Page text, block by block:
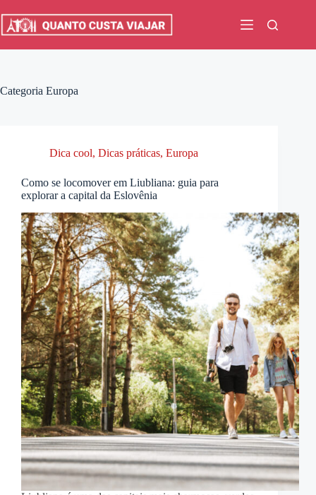
para
Categoria Europa
Dica cool, Dicas práticas, Europa
Como se locomover em Liubliana: guia para
explorar a capital da Eslovênia